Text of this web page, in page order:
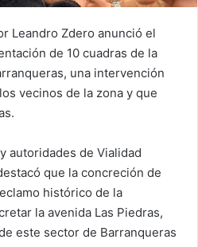
Leandro Zdero anunció el
de 10 cuadras de la
una intervención
vecinos de la zona y que
autoridades de Vialidad
que la concreción de
histórico de la
la avenida Las Piedras,
este sector de Barranqueras